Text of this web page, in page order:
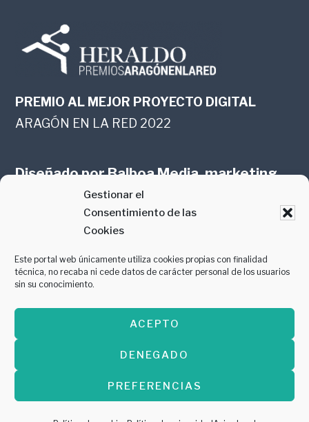
Gestionar el
Consentimiento de las
Cookies
Este portal web únicamente utiliza cookies propias con finalidad
técnica, no recaba ni cede datos de carácter personal de los usuarios
sin su conocimiento.
ACEPTO
DENEGADO
PREFERENCIAS
PREMIO AL MEJOR PROYECTO DIGITAL
ARAGÓN EN LA RED 2022
Diseñado porBalboa Media, marketing
online en Zaragoza
PREMIO AL MEJOR CONTENIDO
GASTROMANÍA 2018
Copyright © 2026 ·Diseñado porBalboa